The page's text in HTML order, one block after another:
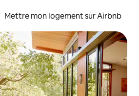
Mettre mon logement sur Airbnb